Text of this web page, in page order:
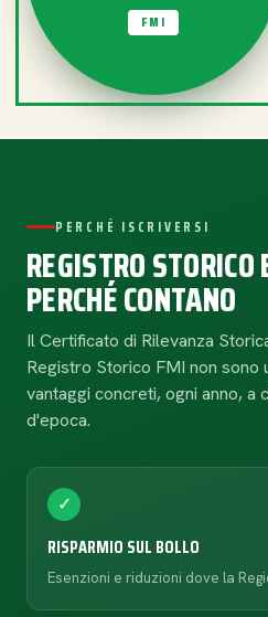
FMI
PERCHÉ ISCRIVERSI
REGISTRO STORICO
PERCHÉ CONTANO
Il Certificato di Rilevanza
Registro Storico FMI non sono
vantaggi concreti, ogni anno, a
d'epoca.
✓
RISPARMIO SUL BOLLO
Esenzioni e riduzioni dove la